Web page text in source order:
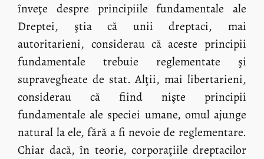
înveţe despre principiile fundamentale ale
Dreptei, ştia că unii dreptaci, mai
autoritarieni, considerau că aceste principii
fundamentale trebuie reglementate şi
supravegheate de stat. Alţii, mai libertarieni,
considerau că fiind nişte principii
fundamentale ale speciei umane, omul ajunge
natural la ele, fără a fi nevoie de reglementare.
Chiar dacă, în teorie, corporaţiile dreptacilor